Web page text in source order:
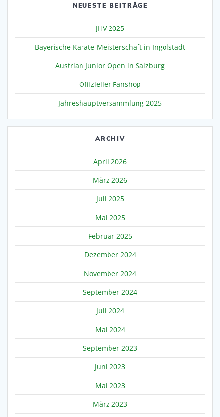
NEUESTE BEITRÄGE
JHV 2025
Bayerische Karate-Meisterschaft in Ingolstadt
Austrian Junior Open in Salzburg
Offizieller Fanshop
Jahreshauptversammlung 2025
ARCHIV
April 2026
März 2026
Juli 2025
Mai 2025
Februar 2025
Dezember 2024
November 2024
September 2024
Juli 2024
Mai 2024
September 2023
Juni 2023
Mai 2023
März 2023